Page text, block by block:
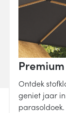
Ontdek
geniet jaar
parasoldoek.